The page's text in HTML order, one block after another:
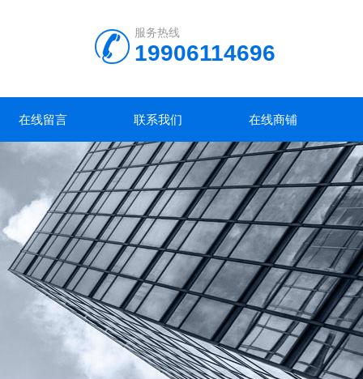
服务热线
19906114696
在线留言 联系我们 在线商铺